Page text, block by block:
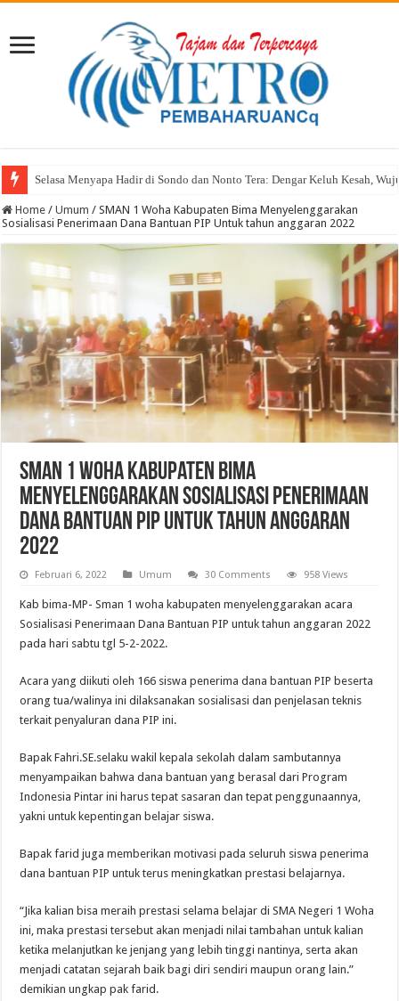
Selasa Menyapa Hadir di Sondo dan Nonto Tera: Dengar Keluh Kesah,
Home / Umum / SMAN 1 Woha Kabupaten Bima Menyelenggarakan
Sosialisasi Penerimaan Dana Bantuan PIP Untuk tahun anggaran 2022
SMAN 1 Woha Kabupaten Bima
Menyelenggarakan Sosialisasi Penerimaan
Dana Bantuan PIP Untuk tahun anggaran
2022
Februari 6, 2022 Umum 30 Comments 958 Views
Kab bima-MP- Sman 1 woha kabupaten menyelenggarakan acara
Sosialisasi Penerimaan Dana Bantuan PIP untuk tahun anggaran 2022
pada hari sabtu tgl 5-2-2022.
Acara yang diikuti oleh 166 siswa penerima dana bantuan PIP beserta
orang tua/walinya ini dilaksanakan sosialisasi dan penjelasan teknis
terkait penyaluran dana PIP ini.
Bapak Fahri.SE.selaku wakil kepala sekolah dalam sambutannya
menyampaikan bahwa dana bantuan yang berasal dari Program
Indonesia Pintar ini harus tepat sasaran dan tepat penggunaannya,
yakni untuk kepentingan belajar siswa.
Bapak farid juga memberikan motivasi pada seluruh siswa penerima
dana bantuan PIP untuk terus meningkatkan prestasi belajarnya.
“Jika kalian bisa meraih prestasi selama belajar di SMA Negeri 1 Woha
ini, maka prestasi tersebut akan menjadi nilai tambahan untuk kalian
ketika melanjutkan ke jenjang yang lebih tinggi nantinya, serta akan
menjadi catatan sejarah baik bagi diri sendiri maupun orang lain.”
demikian ungkap pak farid.